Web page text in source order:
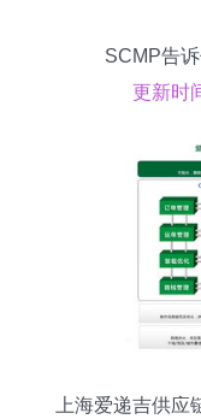
SCMP告
更新时
上海爱递吉供